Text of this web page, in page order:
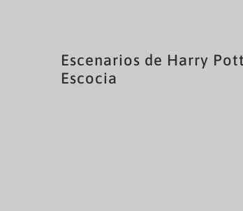
Escenarios de Harry
Escocia